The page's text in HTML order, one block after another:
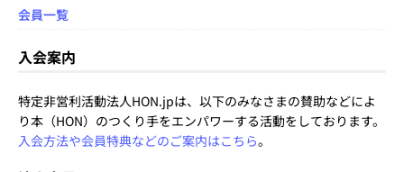
会員一覧
入会案内
特定非営利活動法人HON.jpは、以下のみなさまの賛助などによ
り本（HON）のつくり手をエンパワーする活動をしております。
入会方法や会員特典などのご案内はこちら。